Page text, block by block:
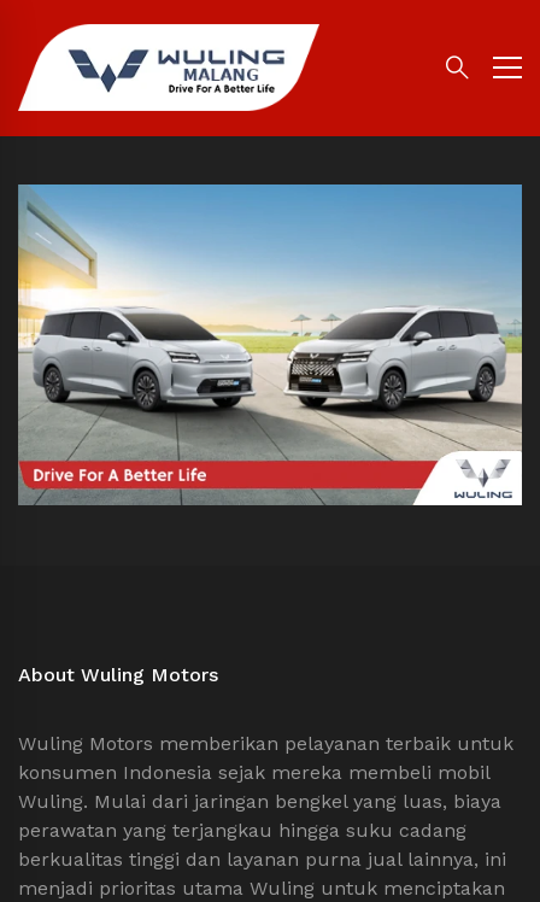
About Wuling Motors
Wuling Motors memberikan pelayanan terbaik untuk
konsumen Indonesia sejak mereka membeli mobil
Wuling. Mulai dari jaringan bengkel yang luas, biaya
perawatan yang terjangkau hingga suku cadang
berkualitas tinggi dan layanan purna jual lainnya, ini
menjadi prioritas utama Wuling untuk menciptakan